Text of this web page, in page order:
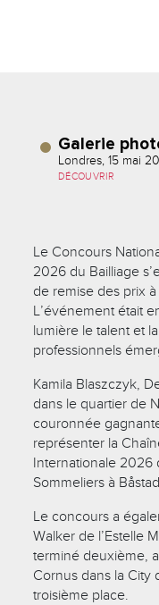
Galerie
Londres, 15 mai
DÉCOUVRIR
Le Concours
2026 du Bailliage
de remise des prix
L’événement était
lumière le talent et
professionnels
Kamila Blaszczyk,
dans le quartier de
couronnée
représenter la
Internationale 2026
Sommeliers à
Le concours a
Walker de l’Estelle
terminé deuxième,
Cornus dans la City
troisième place.